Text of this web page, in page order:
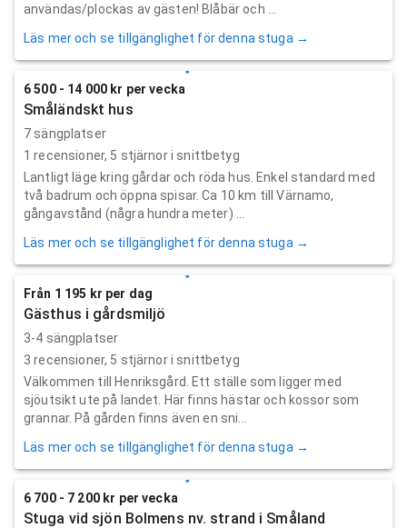
användas/plockas av gästen! Blåbär och ...
Läs mer och se tillgänglighet för denna stuga →
6 500 - 14 000 kr per vecka
Småländskt hus
7 sängplatser
1 recensioner, 5 stjärnor i snittbetyg
Lantligt läge kring gårdar och röda hus. Enkel standard med
två badrum och öppna spisar. Ca 10 km till Värnamo,
gångavstånd (några hundra meter) ...
Läs mer och se tillgänglighet för denna stuga →
Från 1 195 kr per dag
Gästhus i gårdsmiljö
3-4 sängplatser
3 recensioner, 5 stjärnor i snittbetyg
Välkommen till Henriksgård. Ett ställe som ligger med
sjöutsikt ute på landet. Här finns hästar och kossor som
grannar. På gården finns även en sni...
Läs mer och se tillgänglighet för denna stuga →
6 700 - 7 200 kr per vecka
Stuga vid sjön Bolmens nv. strand i Småland